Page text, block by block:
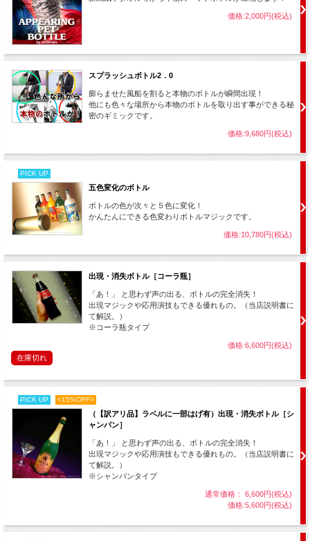
価格:2,000円(税込)
スプラッシュボトル2．0
膨らませた風船を割ると本物のボトルが瞬間出現！
他にも色々な場所から本物のボトルを取り出す事ができる秘
密のギミックです。
価格:9,680円(税込)
PICK UP
五色変化のボトル
ボトルの色が次々と５色に変化！
かんたんにできる色変わりボトルマジックです。
価格:10,780円(税込)
出現・消失ボトル［コーラ瓶］
「あ！」 と思わず声の出る、ボトルの完全消失！
出現マジックや応用演技もできる優れもの。（当店説明書に
て解説。）
※コーラ瓶タイプ
価格:6,600円(税込)
在庫切れ
PICK UP <15%OFF>
（【訳アリ品】ラベルに一部はげ有）出現・消失ボトル［シ
ャンパン］
「あ！」 と思わず声の出る、ボトルの完全消失！
出現マジックや応用演技もできる優れもの。（当店説明書に
て解説。）
※シャンパンタイプ
通常価格： 6,600円(税込)
価格:5,600円(税込)